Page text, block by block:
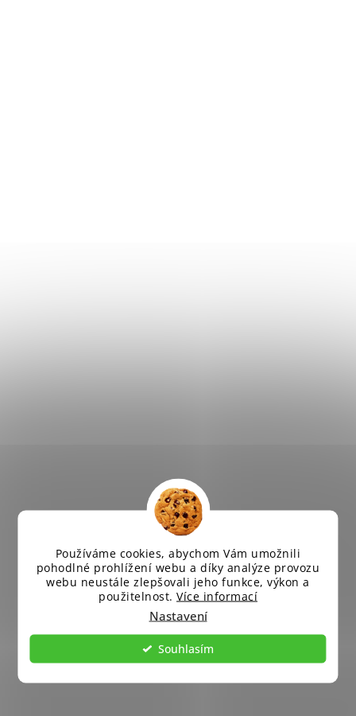
Používáme cookies, abychom Vám umožnili
pohodlné prohlížení webu a díky analýze provozu
webu neustále zlepšovali jeho funkce, výkon a
použitelnost. Více informací
Nastavení
Souhlasím